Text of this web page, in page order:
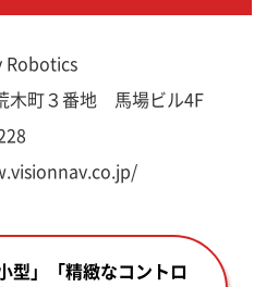
Robotics
木町３番地 馬場ビル4F
型」「精緻なコントロ